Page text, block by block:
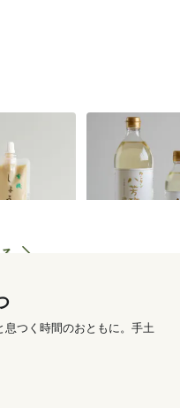
カンタン八芳
つく時間のおともに。手土